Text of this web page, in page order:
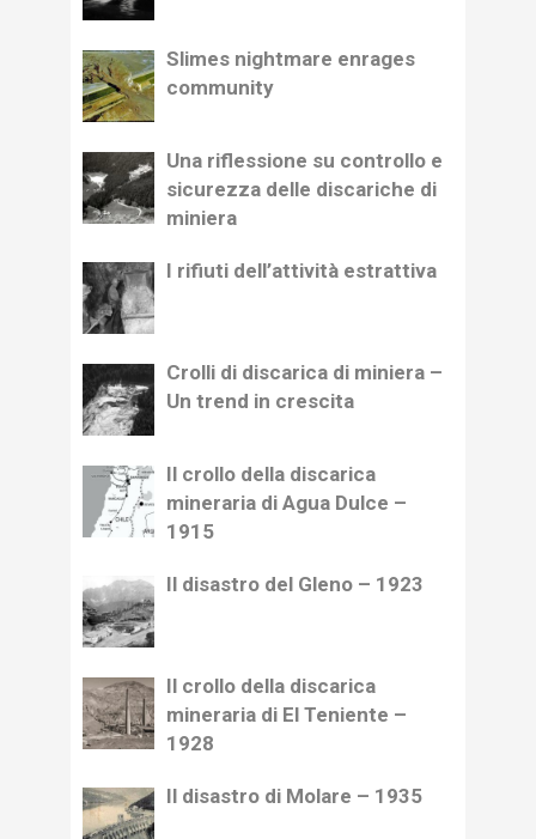
Slimes nightmare enrages
community
Una riflessione su controllo e
sicurezza delle discariche di
miniera
I rifiuti dell’attività estrattiva
Crolli di discarica di miniera –
Un trend in crescita
Il crollo della discarica
mineraria di Agua Dulce –
1915
Il disastro del Gleno – 1923
Il crollo della discarica
mineraria di El Teniente –
1928
Il disastro di Molare – 1935